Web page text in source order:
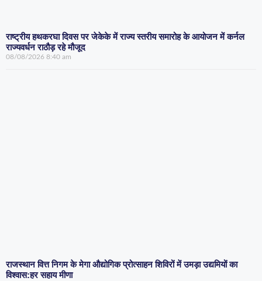
राष्ट्रीय हथकरघा दिवस पर जेकेके में राज्य स्तरीय समारोह के आयोजन में कर्नल
राज्यवर्धन राठौड़ रहे मौजूद
08/08/2026 8:40 am
राजस्थान वित्त निगम के मेगा औद्योगिक प्रोत्साहन शिविरों में उमड़ा उद्यमियों का
विश्वास:हर सहाय मीणा